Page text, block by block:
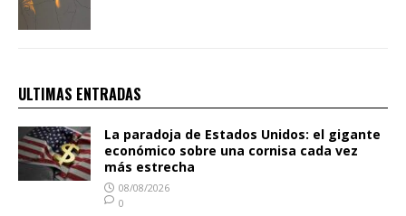
ULTIMAS ENTRADAS
La paradoja de Estados Unidos: el gigante
económico sobre una cornisa cada vez
más estrecha
08/08/2026
0